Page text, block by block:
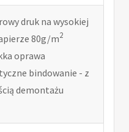
druk na wysokiej
80g/m2
oprawa
bindowanie - z
demontażu